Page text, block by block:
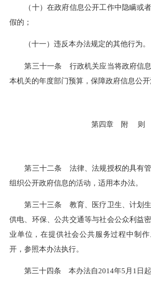
（十）在政府信息公开工作中隐瞒或
假的；
（十一）违反本办法规定的其他行为。
第三十一条 行政机关应当将政府信息
本机关的年度部门预算，保障政府信息公开
第四章 附 则
第三十二条 法律、法规授权的具有管
组织公开政府信息的活动，适用本办法。
第三十三条 教育、医疗卫生、计划生
供电、环保、公共交通等与社会公众利益
业单位，在提供社会公共服务过程中制
开，参照本办法执行。
第三十四条 本办法自2014年5月1日起